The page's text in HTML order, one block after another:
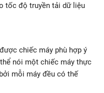
tốc độ truyền tải dữ liệu
chiếc máy phù hợp ý
nói một chiếc máy thực
mỗi máy đều có thế